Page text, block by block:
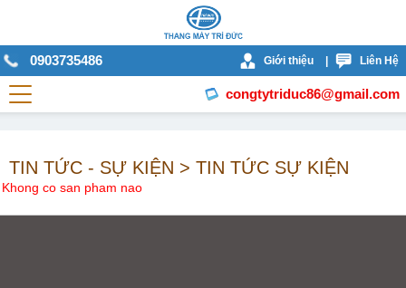
0903735486 Giới thiệu Liên Hệ
congtytriduc86@gmail.com
TIN TỨC - SỰ KIỆN > TIN TỨC SỰ KIỆN
Khong co san pham nao